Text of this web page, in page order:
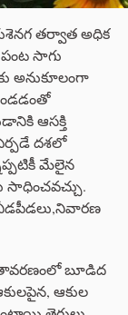
తర్వాత అధిక
పంట సాగు
అనుకూలంగా
ఆసక్తి
దశలో
మేలైన
సాధించవచ్చు.
చీడపీడలు,నివారణ
బూడిద
ఆకుల